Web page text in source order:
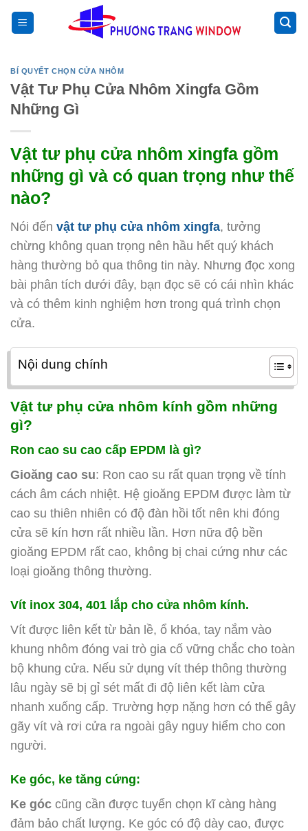
đến
BÍ QUYẾT CHỌN CỬA NHÔM
Vật Tư Phụ Cửa Nhôm Xingfa Gồm
Những Gì
Vật tư phụ cửa nhôm xingfa gồm
những gì và có quan trọng như thế
nào?
Nói đến vật tư phụ cửa nhôm xingfa, tưởng
chừng không quan trọng nên hầu hết quý khách
hàng thường bỏ qua thông tin này. Nhưng đọc xong
bài phân tích dưới đây, bạn đọc sẽ có cái nhìn khác
và có thêm kinh nghiệm hơn trong quá trình chọn
cửa.
Nội dung chính
Vật tư phụ cửa nhôm kính gồm những
gì?
Ron cao su cao cấp EPDM là gì?
Gioăng cao su: Ron cao su rất quan trọng về tính
cách âm cách nhiệt. Hệ gioăng EPDM được làm từ
cao su thiên nhiên có độ đàn hồi tốt nên khi đóng
cửa sẽ kín hơn rất nhiều lần. Hơn nữa độ bền
gioăng EPDM rất cao, không bị chai cứng như các
loại gioăng thông thường.
Vít inox 304, 401 lắp cho cửa nhôm kính.
Vít được liên kết từ bản lề, ổ khóa, tay nắm vào
khung nhôm đóng vai trò gia cố vững chắc cho toàn
bộ khung cửa. Nếu sử dụng vít thép thông thường
lâu ngày sẽ bị gỉ sét mất đi độ liên kết làm cửa
nhanh xuống cấp. Trường hợp nặng hơn có thể gây
gãy vít và rơi cửa ra ngoài gây nguy hiểm cho con
người.
Ke góc, ke tăng cứng:
Ke góc cũng cần được tuyển chọn kĩ càng hàng
đảm bảo chất lượng. Ke góc có độ dày cao, được